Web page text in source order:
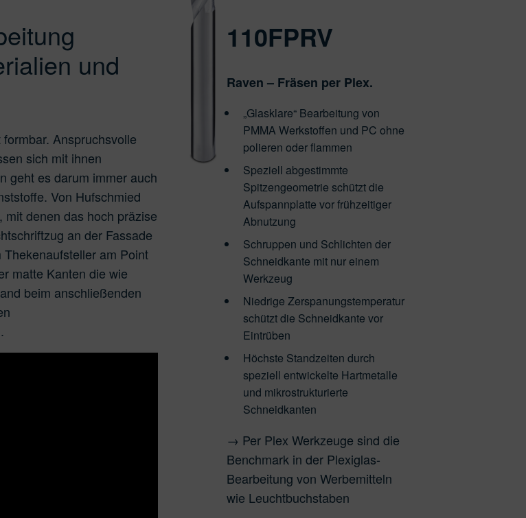
und
Anspruchsvolle
sich mit ihnen
geht es darum immer auch
Von Hufschmied
denen das hoch präzise
an der Fassade
am Point
matte Kanten die wie
beim anschließenden
110FPRV
Raven – Fräsen per Plex.
„Glasklare“ Bearbeitung von
PMMA Werkstoffen und PC ohne
polieren oder flammen
Speziell abgestimmte
Spitzengeometrie schützt die
Aufspannplatte vor frühzeitiger
Abnutzung
Schruppen und Schlichten der
Schneidkante mit nur einem
Werkzeug
Niedrige Zerspanungstemperatur
schützt die Schneidkante vor
Eintrüben
Höchste Standzeiten durch
speziell entwickelte Hartmetalle
und mikrostrukturierte
Schneidkanten
→ Per Plex Werkzeuge sind die
Benchmark in der Plexiglas-
Bearbeitung von Werbemitteln
wie Leuchtbuchstaben